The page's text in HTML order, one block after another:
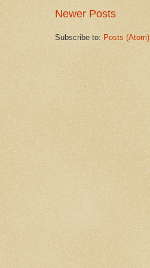
Newer Posts
Subscribe to: Posts (Atom)